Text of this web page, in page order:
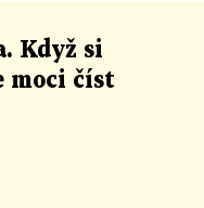
Když si
moci číst